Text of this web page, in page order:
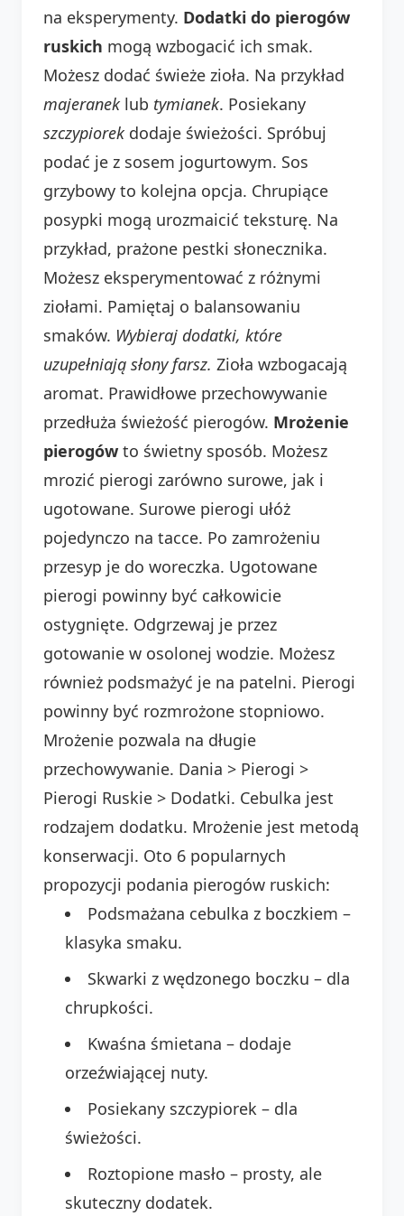
na eksperymenty. Dodatki do pierogów
ruskich mogą wzbogacić ich smak.
Możesz dodać świeże zioła. Na przykład
majeranek lub tymianek. Posiekany
szczypiorek dodaje świeżości. Spróbuj
podać je z sosem jogurtowym. Sos
grzybowy to kolejna opcja. Chrupiące
posypki mogą urozmaicić teksturę. Na
przykład, prażone pestki słonecznika.
Możesz eksperymentować z różnymi
ziołami. Pamiętaj o balansowaniu
smaków. Wybieraj dodatki, które
uzupełniają słony farsz. Zioła wzbogacają
aromat. Prawidłowe przechowywanie
przedłuża świeżość pierogów. Mrożenie
pierogów to świetny sposób. Możesz
mrozić pierogi zarówno surowe, jak i
ugotowane. Surowe pierogi ułóż
pojedynczo na tacce. Po zamrożeniu
przesyp je do woreczka. Ugotowane
pierogi powinny być całkowicie
ostygnięte. Odgrzewaj je przez
gotowanie w osolonej wodzie. Możesz
również podsmażyć je na patelni. Pierogi
powinny być rozmrożone stopniowo.
Mrożenie pozwala na długie
przechowywanie. Dania > Pierogi >
Pierogi Ruskie > Dodatki. Cebulka jest
rodzajem dodatku. Mrożenie jest metodą
konserwacji. Oto 6 popularnych
propozycji podania pierogów ruskich:
Podsmażana cebulka z boczkiem –
klasyka smaku.
Skwarki z wędzonego boczku – dla
chrupkości.
Kwaśna śmietana – dodaje
orzeźwiającej nuty.
Posiekany szczypiorek – dla
świeżości.
Roztopione masło – prosty, ale
skuteczny dodatek.